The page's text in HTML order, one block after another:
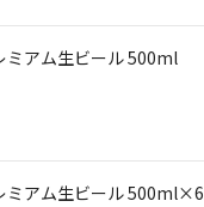
ミアム生ビール 500ml
ミアム生ビール 500ml×6